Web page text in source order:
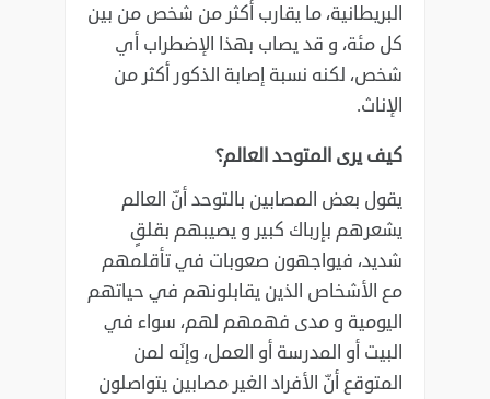
البريطانية، ما يقارب أكثر من شخص من بين
كل مئة، و قد يصاب بهذا الإضطراب أي
‏شخص، لكنه نسبة إصابة الذكور أكثر من
الإناث.‏
كيف يرى المتوحد العالم؟
يقول بعض المصابين بالتوحد أنّ العالم
يشعرهم بإرباك كبير و يصيبهم بقلقٍ
شديد، فيواجهون صعوبات في ‏تأقلمهم
مع الأشخاص الذين يقابلونهم في حياتهم
اليومية و مدى فهمهم لهم، سواء في
البيت أو المدرسة أو ‏العمل، وإنَه لمن
المتوقع أنّ الأفراد الغير مصابين يتواصلون